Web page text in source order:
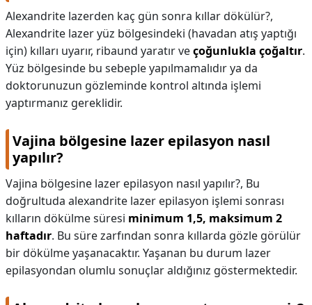
Alexandrite lazerden kaç gün sonra kıllar dökülür?,
Alexandrite lazer yüz bölgesindeki (havadan atış yaptığı
için) kılları uyarır, ribaund yaratır veçoğunlukla çoğaltır.
Yüz bölgesinde bu sebeple yapılmamalıdır ya da
doktorunuzun gözleminde kontrol altında işlemi
yaptırmanız gereklidir.
Vajina bölgesine lazer epilasyon nasıl
yapılır?
Vajina bölgesine lazer epilasyon nasıl yapılır?, Bu
doğrultuda alexandrite lazer epilasyon işlemi sonrası
kılların dökülme süresi minimum 1,5, maksimum 2
haftadır. Bu süre zarfından sonra kıllarda gözle görülür
bir dökülme yaşanacaktır. Yaşanan bu durum lazer
epilasyondan olumlu sonuçlar aldığınız göstermektedir.